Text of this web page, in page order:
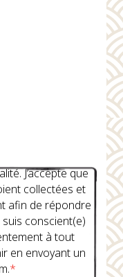
J’accepte que
collectées et
afin de répondre
suis conscient(e)
à tout
en envoyant un
*